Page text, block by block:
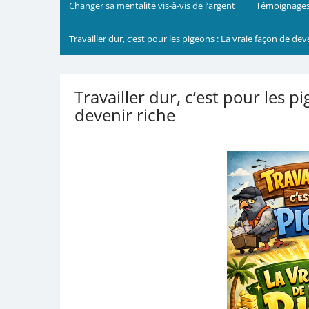
Changer sa mentalité vis-à-vis de l’argent
Travailler dur, c’est pour les pigeons : La vraie façon de
Travailler dur, c’est pour les
devenir riche